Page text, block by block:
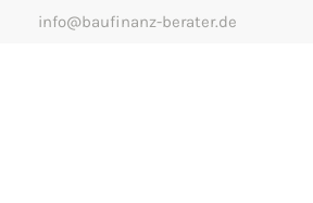
info@baufinanz-berater.de